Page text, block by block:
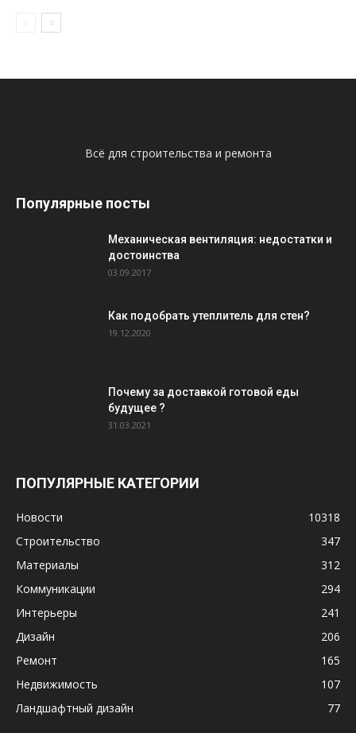
Всё для строительства и ремонта
Популярные посты
Механическая вентиляция: недостатки и
достоинства
03.09.2017
Как подобрать утеплитель для стен?
19.12.2020
Почему за доставкой готовой еды
будущее ?
31.03.2021
ПОПУЛЯРНЫЕ КАТЕГОРИИ
Новости
10318
Строительство
347
Материалы
312
Коммуникации
294
Интерьеры
241
Дизайн
206
Ремонт
165
Недвижимость
107
Ландшафтный дизайн
77